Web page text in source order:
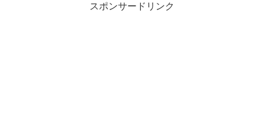
スポンサードリンク